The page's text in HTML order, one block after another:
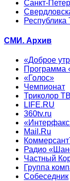
Санкт-
Республика
СМИ. Архив
«Доброе
Программа
«Голос»
Чемпионат
Триколор ТВ
LIFE.RU
360tv.ru
Mail.Ru
Радио
Частный
Группа
Собеседник